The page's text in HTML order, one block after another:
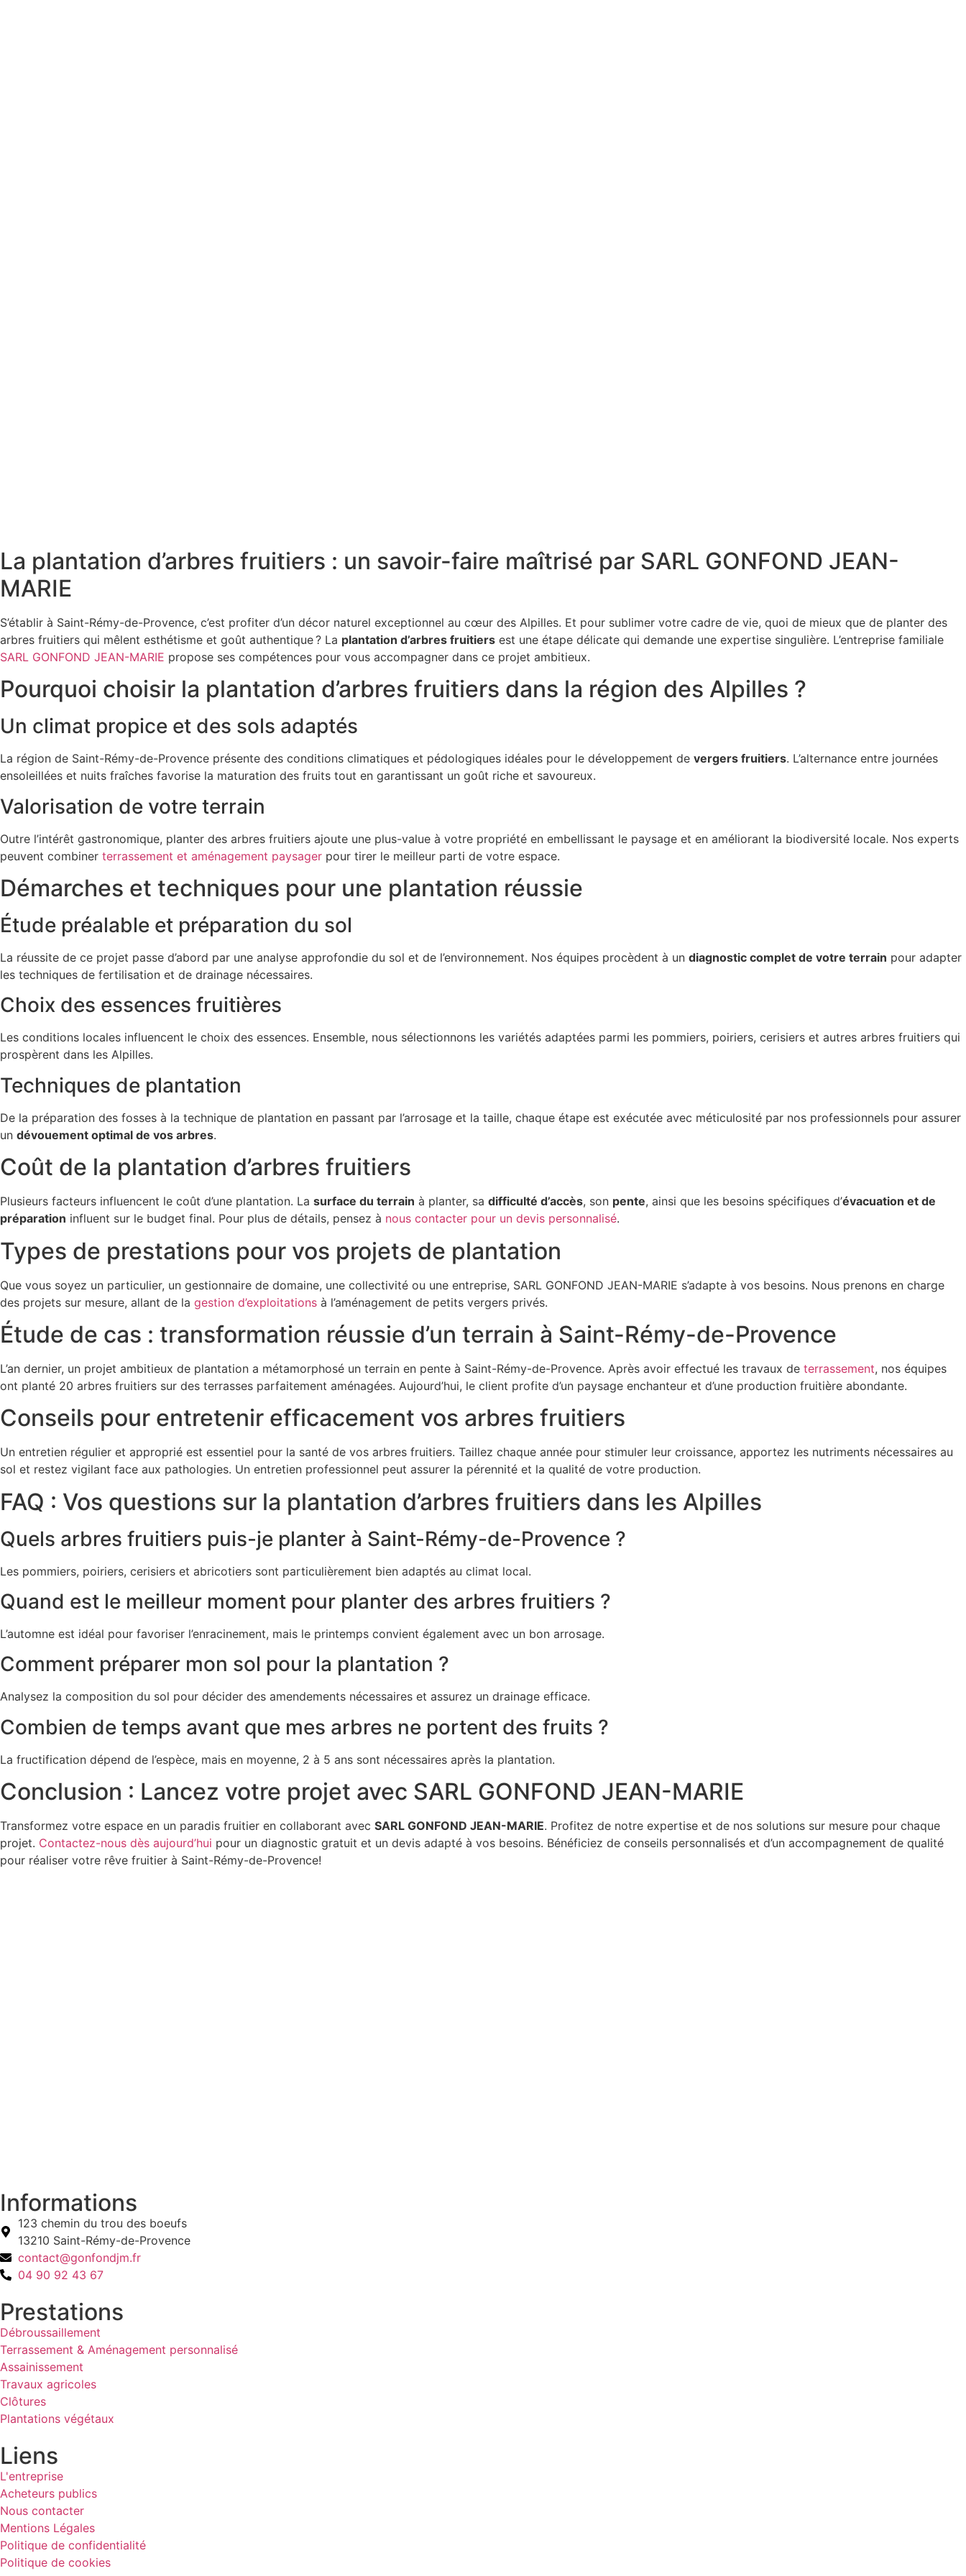
La plantation d’arbres fruitiers : un savoir-faire maîtrisé par SARL GONFOND JEAN-
MARIE
S’établir à Saint-Rémy-de-Provence, c’est profiter d’un décor naturel exceptionnel au cœur des Alpilles. Et pour sublimer votre cadre de vie, quoi de mieux que de planter des
arbres fruitiers qui mêlent esthétisme et goût authentique ? La plantation d’arbres fruitiers est une étape délicate qui demande une expertise singulière. L’entreprise familiale
SARL GONFOND JEAN-MARIE propose ses compétences pour vous accompagner dans ce projet ambitieux.
Pourquoi choisir la plantation d’arbres fruitiers dans la région des Alpilles ?
Un climat propice et des sols adaptés
La région de Saint-Rémy-de-Provence présente des conditions climatiques et pédologiques idéales pour le développement de vergers fruitiers. L’alternance entre journées
ensoleillées et nuits fraîches favorise la maturation des fruits tout en garantissant un goût riche et savoureux.
Valorisation de votre terrain
Outre l’intérêt gastronomique, planter des arbres fruitiers ajoute une plus-value à votre propriété en embellissant le paysage et en améliorant la biodiversité locale. Nos experts
peuvent combiner terrassement et aménagement paysager pour tirer le meilleur parti de votre espace.
Démarches et techniques pour une plantation réussie
Étude préalable et préparation du sol
La réussite de ce projet passe d’abord par une analyse approfondie du sol et de l’environnement. Nos équipes procèdent à un diagnostic complet de votre terrain pour adapter
les techniques de fertilisation et de drainage nécessaires.
Choix des essences fruitières
Les conditions locales influencent le choix des essences. Ensemble, nous sélectionnons les variétés adaptées parmi les pommiers, poiriers, cerisiers et autres arbres fruitiers qui
prospèrent dans les Alpilles.
Techniques de plantation
De la préparation des fosses à la technique de plantation en passant par l’arrosage et la taille, chaque étape est exécutée avec méticulosité par nos professionnels pour assurer
un dévouement optimal de vos arbres.
Coût de la plantation d’arbres fruitiers
Plusieurs facteurs influencent le coût d’une plantation. La surface du terrain à planter, sa difficulté d’accès, son pente, ainsi que les besoins spécifiques d’évacuation et de
préparation influent sur le budget final. Pour plus de détails, pensez à nous contacter pour un devis personnalisé.
Types de prestations pour vos projets de plantation
Que vous soyez un particulier, un gestionnaire de domaine, une collectivité ou une entreprise, SARL GONFOND JEAN-MARIE s’adapte à vos besoins. Nous prenons en charge
des projets sur mesure, allant de la gestion d’exploitations à l’aménagement de petits vergers privés.
Étude de cas : transformation réussie d’un terrain à Saint-Rémy-de-Provence
L’an dernier, un projet ambitieux de plantation a métamorphosé un terrain en pente à Saint-Rémy-de-Provence. Après avoir effectué les travaux de terrassement, nos équipes
ont planté 20 arbres fruitiers sur des terrasses parfaitement aménagées. Aujourd’hui, le client profite d’un paysage enchanteur et d’une production fruitière abondante.
Conseils pour entretenir efficacement vos arbres fruitiers
Un entretien régulier et approprié est essentiel pour la santé de vos arbres fruitiers. Taillez chaque année pour stimuler leur croissance, apportez les nutriments nécessaires au
sol et restez vigilant face aux pathologies. Un entretien professionnel peut assurer la pérennité et la qualité de votre production.
FAQ : Vos questions sur la plantation d’arbres fruitiers dans les Alpilles
Quels arbres fruitiers puis-je planter à Saint-Rémy-de-Provence ?
Les pommiers, poiriers, cerisiers et abricotiers sont particulièrement bien adaptés au climat local.
Quand est le meilleur moment pour planter des arbres fruitiers ?
L’automne est idéal pour favoriser l’enracinement, mais le printemps convient également avec un bon arrosage.
Comment préparer mon sol pour la plantation ?
Analysez la composition du sol pour décider des amendements nécessaires et assurez un drainage efficace.
Combien de temps avant que mes arbres ne portent des fruits ?
La fructification dépend de l’espèce, mais en moyenne, 2 à 5 ans sont nécessaires après la plantation.
Conclusion : Lancez votre projet avec SARL GONFOND JEAN-MARIE
Transformez votre espace en un paradis fruitier en collaborant avec SARL GONFOND JEAN-MARIE. Profitez de notre expertise et de nos solutions sur mesure pour chaque
projet. Contactez-nous dès aujourd’hui pour un diagnostic gratuit et un devis adapté à vos besoins. Bénéficiez de conseils personnalisés et d’un accompagnement de qualité
pour réaliser votre rêve fruitier à Saint-Rémy-de-Provence!
Informations
123 chemin du trou des boeufs
13210 Saint-Rémy-de-Provence
contact@gonfondjm.fr
04 90 92 43 67
Prestations
Débroussaillement
Terrassement & Aménagement personnalisé
Assainissement
Travaux agricoles
Clôtures
Plantations végétaux
Liens
L'entreprise
Acheteurs publics
Nous contacter
Mentions Légales
Politique de confidentialité
Politique de cookies